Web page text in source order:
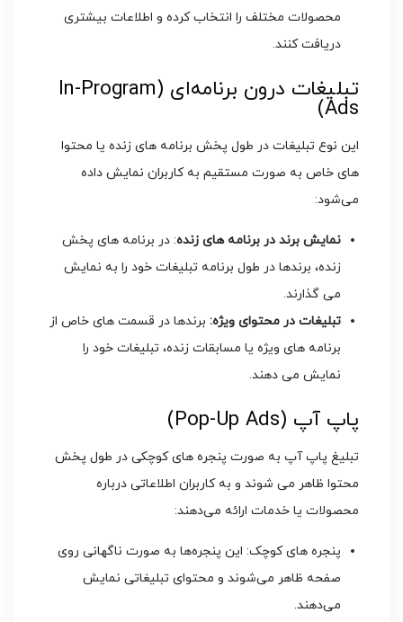
محصولات مختلف را انتخاب کرده و اطلاعات بیشتری
دریافت کنند.
تبلیغات درون ‌برنامه‌ای (In-Program
Ads)
این نوع تبلیغات در طول پخش برنامه ‌های زنده یا محتوا
های خاص به صورت مستقیم به کاربران نمایش داده
می‌شود:
نمایش برند در برنامه ‌های زنده: در برنامه ‌های پخش
زنده، برندها در طول برنامه تبلیغات خود را به نمایش
می گذارند.
تبلیغات در محتوای ویژه: برندها در قسمت‌ های خاص از
برنامه ‌های ویژه یا مسابقات زنده، تبلیغات خود را
نمایش می دهند.
پاپ‌ آپ (Pop-Up Ads)
تبلیغ پاپ ‌آپ به صورت پنجره‌ های کوچکی در طول پخش
محتوا ظاهر می ‌شوند و به کاربران اطلاعاتی درباره
محصولات یا خدمات ارائه می‌دهند:
پنجره‌ های کوچک: این پنجره‌ها به صورت ناگهانی روی
صفحه ظاهر می‌شوند و محتوای تبلیغاتی نمایش
می‌دهند.